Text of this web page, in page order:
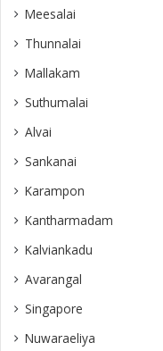
Kalviankadu
Avarangal
Singapore
Nuwaraeliya
Pandatharippu
Sandilipay
Wellawatte
Earlalai
Negombo
Thavadi
Mandaitivu
Chundikuli